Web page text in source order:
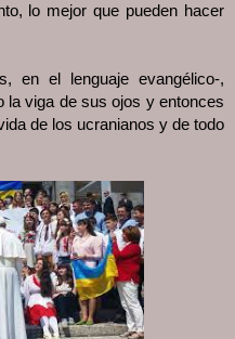
lo mejor que pueden hacer
en el lenguaje evangélico-,
la viga de sus ojos y entonces
de los ucranianos y de todo